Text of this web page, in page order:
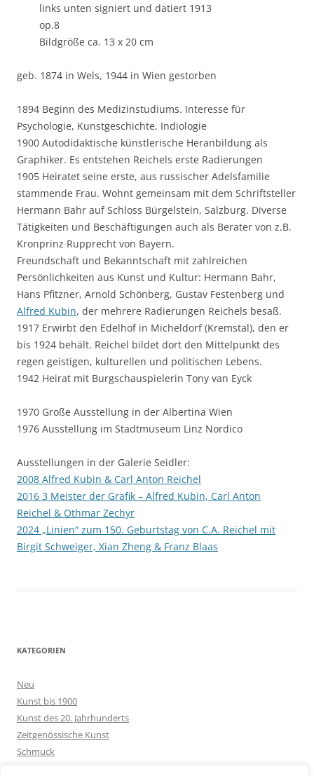
links unten signiert und datiert 1913
op.8
Bildgröße ca. 13 x 20 cm
geb. 1874 in Wels, 1944 in Wien gestorben
1894 Beginn des Medizinstudiums. Interesse für
Psychologie, Kunstgeschichte, Indiologie
1900 Autodidaktische künstlerische Heranbildung als
Graphiker. Es entstehen Reichels erste Radierungen
1905 Heiratet seine erste, aus russischer Adelsfamilie
stammende Frau. Wohnt gemeinsam mit dem Schriftsteller
Hermann Bahr auf Schloss Bürgelstein, Salzburg. Diverse
Tätigkeiten und Beschäftigungen auch als Berater von z.B.
Kronprinz Rupprecht von Bayern.
Freundschaft und Bekanntschaft mit zahlreichen
Persönlichkeiten aus Kunst und Kultur: Hermann Bahr,
Hans Pfitzner, Arnold Schönberg, Gustav Festenberg und
Alfred Kubin, der mehrere Radierungen Reichels besaß.
1917 Erwirbt den Edelhof in Micheldorf (Kremstal), den er
bis 1924 behält. Reichel bildet dort den Mittelpunkt des
regen geistigen, kulturellen und politischen Lebens.
1942 Heirat mit Burgschauspielerin Tony van Eyck
1970 Große Ausstellung in der Albertina Wien
1976 Ausstellung im Stadtmuseum Linz Nordico
Ausstellungen in der Galerie Seidler:
2008 Alfred Kubin & Carl Anton Reichel
2016 3 Meister der Grafik – Alfred Kubin, Carl Anton
Reichel & Othmar Zechyr
2024 „Linien“ zum 150. Geburtstag von C.A. Reichel mit
Birgit Schweiger, Xian Zheng & Franz Blaas
KATEGORIEN
Neu
Kunst bis 1900
Kunst des 20. Jahrhunderts
Zeitgenössische Kunst
Schmuck